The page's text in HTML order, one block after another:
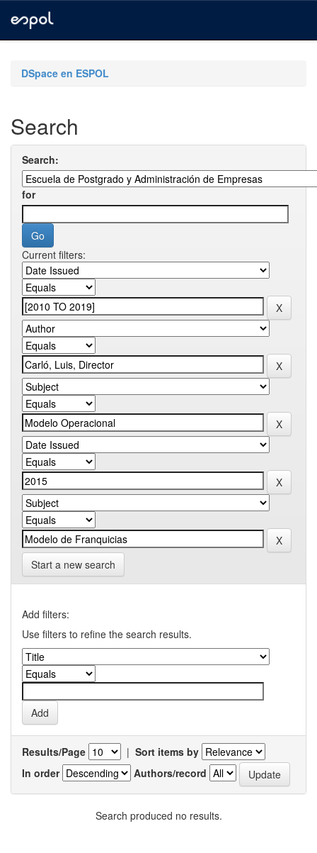
navigationDSpace en ESPOL
Search
Search:
for
Current filters:
Start a new search
Add filters:
Use filters to refine the search results.
Results/Page | Sort items by
In order
Authors/record
Search produced no results.